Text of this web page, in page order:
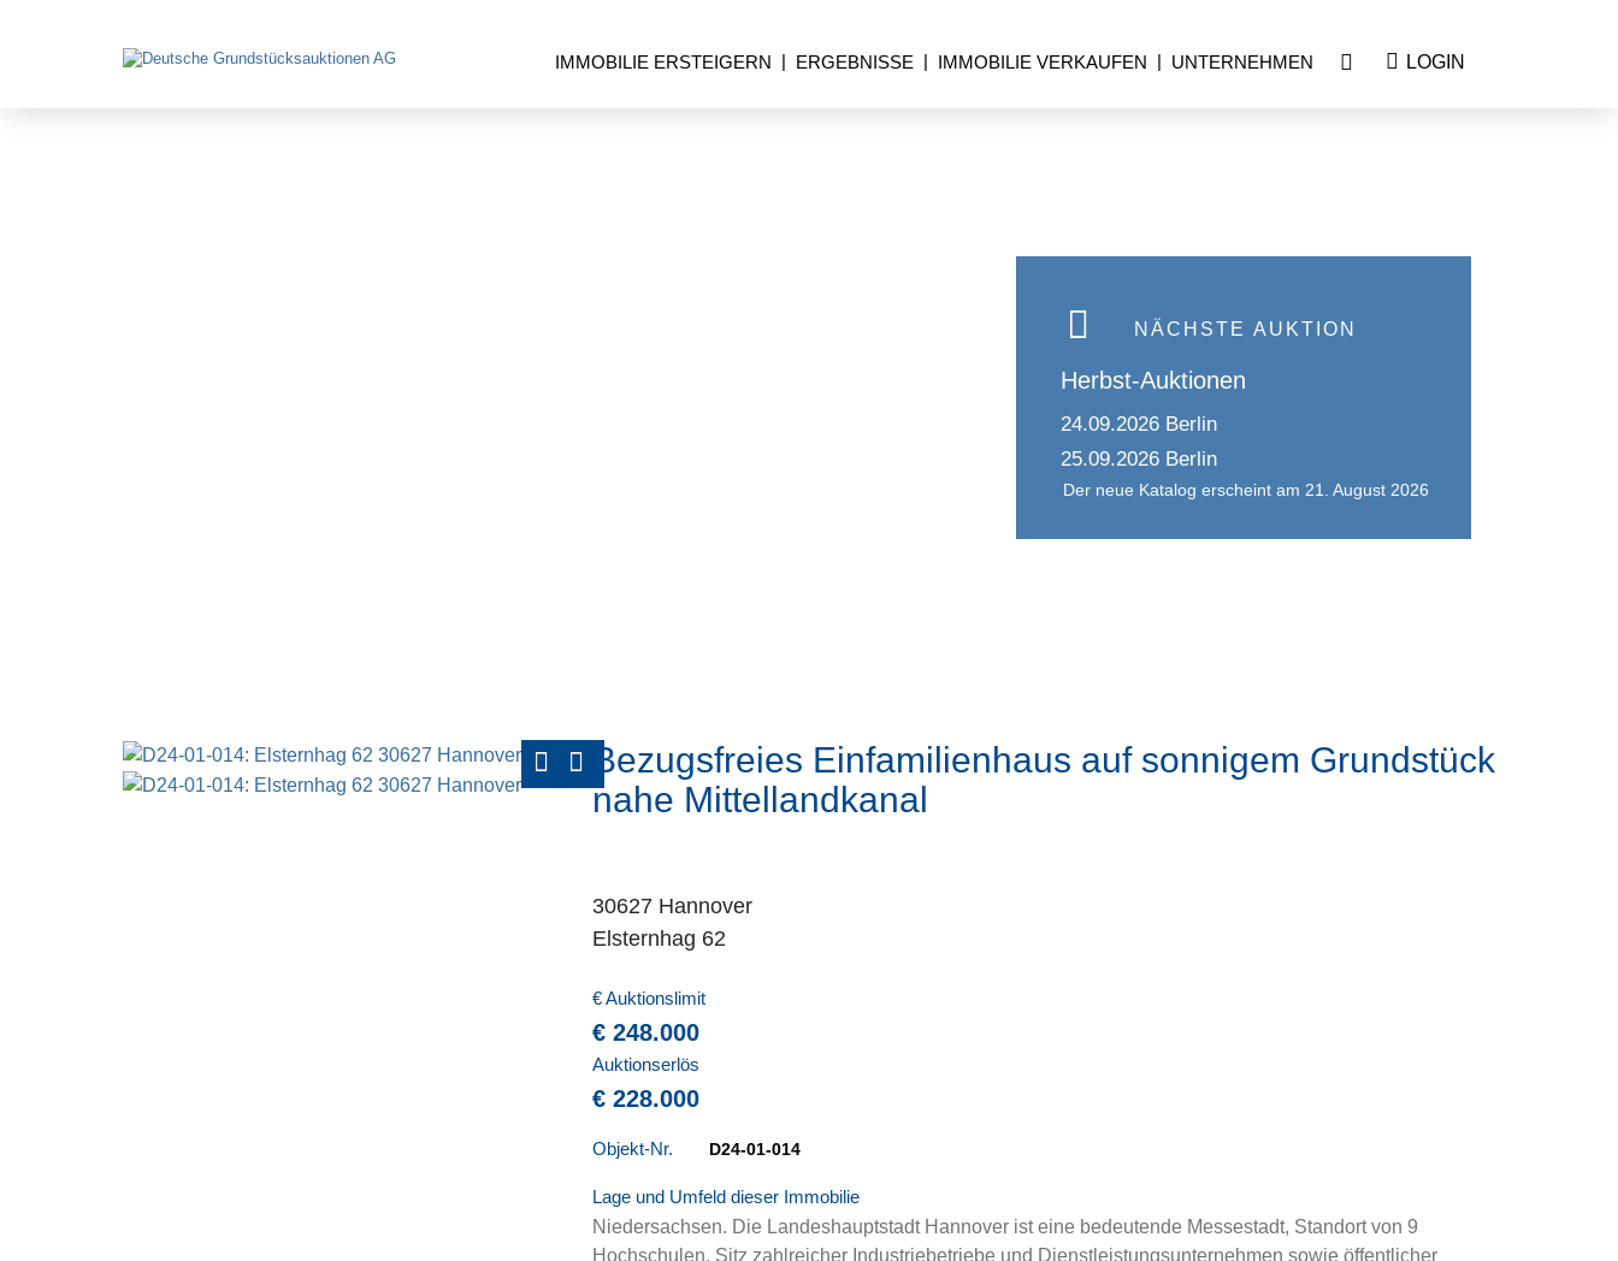
IMMOBILIE ERSTEIGERN ERGEBNISSE IMMOBILIE VERKAUFEN UNTERNEHMEN LOGIN
NÄCHSTE AUKTION
Herbst-Auktionen
24.09.2026 Berlin
25.09.2026 Berlin
Der neue Katalog erscheint am 21. August 2026
Bezugsfreies Einfamilienhaus auf sonnigem Grundstück
nahe Mittellandkanal
30627 Hannover
Elsternhag 62
€ Auktionslimit
€ 248.000
Auktionserlös
€ 228.000
Objekt-Nr. D24-01-014
Lage und Umfeld dieser Immobilie
Niedersachsen. Die Landeshauptstadt Hannover ist eine bedeutende Messestadt, Standort von 9
Hochschulen, Sitz zahlreicher Industriebetriebe und Dienstleistungsunternehmen sowie öffentlicher